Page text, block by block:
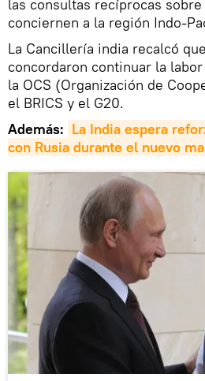
las consultas recíprocas
conciernen a la región Indo-
La Cancillería india recalcó
concordaron continuar la
la OCS (Organización de
el BRICS y el G20.
Además: La India espera
con Rusia durante el nuevo